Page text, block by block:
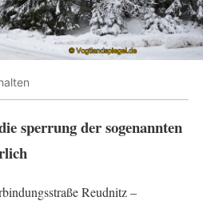
sperrung der sogenannten
Reudnitz –